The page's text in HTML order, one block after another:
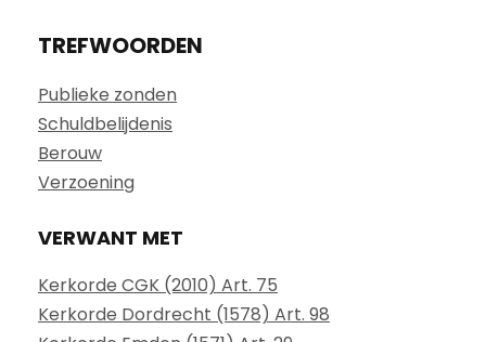
TREFWOORDEN
Publieke zonden
Schuldbelijdenis
Berouw
Verzoening
VERWANT MET
Kerkorde CGK (2010) Art. 75
Kerkorde Dordrecht (1578) Art. 98